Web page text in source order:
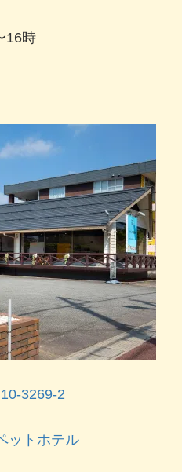
16時
3269-2
ットホテル